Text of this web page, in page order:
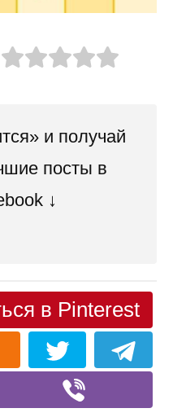
и получай
посты в
↓
в Pinterest